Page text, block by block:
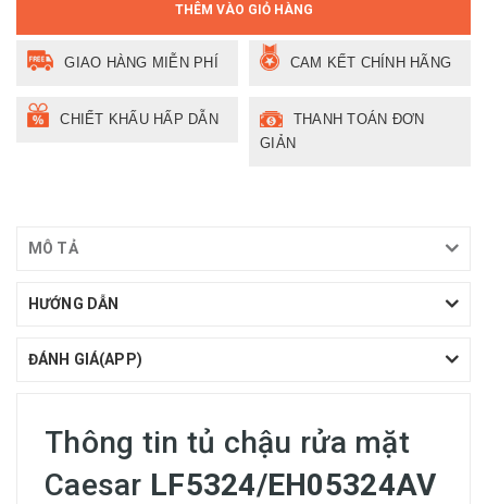
THÊM VÀO GIỎ HÀNG
GIAO HÀNG MIỄN PHÍ CAM KẾT CHÍNH HÃNG
CHIẾT KHẤU HẤP DẪN
THANH TOÁN ĐƠN
GIẢN
MÔ TẢ
HƯỚNG DẪN
ĐÁNH GIÁ(APP)
Thông tin tủ chậu rửa mặt
Caesar LF5324/EH05324AV